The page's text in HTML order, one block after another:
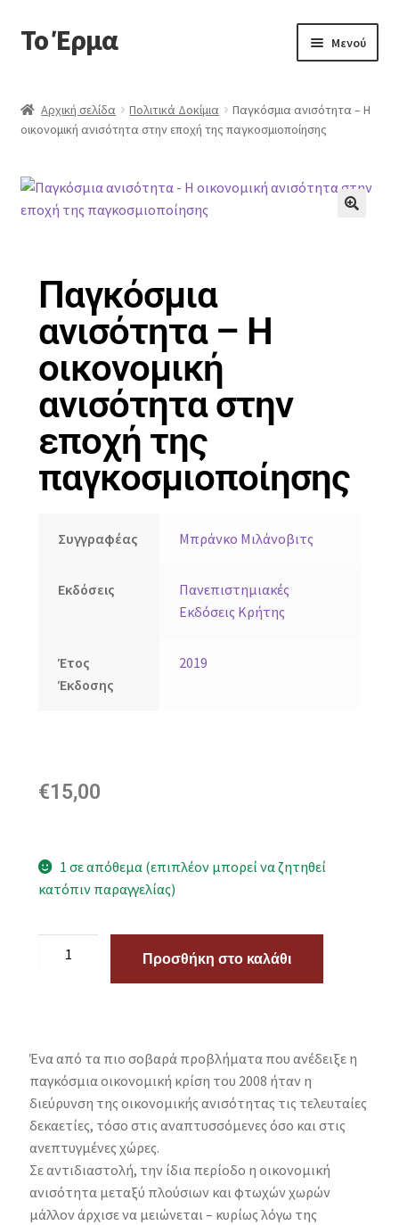
Το Έρμα Μενού
Ποιοι είμαστε
Κατηγορίες Βιβλίων
Αρχική σελίδα Πολιτικά Δοκίμια
Παγκόσμια ανισότητα – Η
οικονομική ανισότητα στην εποχή της παγκοσμιοποίησης
Παγκόσμια
ανισότητα – Η
οικονομική
ανισότητα στην
εποχή της
παγκοσμιοποίησης
Συγγραφέας Μπράνκο Μιλάνοβιτς
Εκδόσεις
Πανεπιστημιακές
Εκδόσεις Κρήτης
Έτος
Έκδοσης
2019
€15,00
1 σε απόθεμα (επιπλέον μπορεί να ζητηθεί
κατόπιν παραγγελίας)
Προσθήκη στο καλάθι
Ένα από τα πιο σοβαρά προβλήματα που ανέδειξε η
παγκόσμια οικονομική κρίση του 2008 ήταν η
διεύρυνση της οικονομικής ανισότητας τις τελευταίες
δεκαετίες, τόσο στις αναπτυσσόμενες όσο και στις
ανεπτυγμένες χώρες.
Σε αντιδιαστολή, την ίδια περίοδο η οικονομική
ανισότητα μεταξύ πλούσιων και φτωχών χωρών
μάλλον άρχισε να μειώνεται – κυρίως λόγω της